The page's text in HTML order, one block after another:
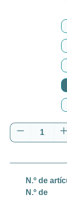
Cantidad
N.º de
N.º de